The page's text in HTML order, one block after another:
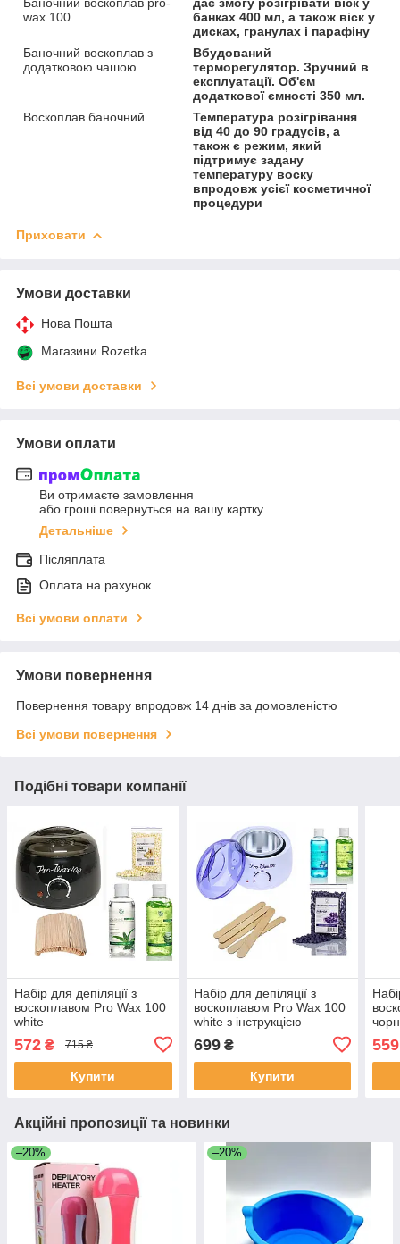
wax 100
банках 400 мл, а також віск у
дисках, гранулах і парафіну
Баночний воскоплав з
додатковою чашою
Вбудований
терморегулятор. Зручний в
експлуатації. Об'єм
додаткової ємності 350 мл.
Воскоплав баночний
Температура розігрівання
від 40 до 90 градусів, а
також є режим, який
підтримує задану
температуру воску
впродовж усієї косметичної
процедури
Приховати
Умови доставки
Нова Пошта
Магазини Rozetka
Всі умови доставки
Умови оплати
Ви отримаєте замовлення
або гроші повернуться на вашу картку
Детальніше
Післяплата
Оплата на рахунок
Всі умови оплати
Умови повернення
Повернення товару впродовж 14 днів за домовленістю
Всі умови повернення
Подібні товари компанії
Набір для депіляції з
воскоплавом Pro Wax 100
white
572 ₴ 715 ₴
Купити
Набір для депіляції з
воскоплавом Pro Wax 100
white з інструкцією
699₴
Купити
Акційні пропозиції та новинки
–20% –20%